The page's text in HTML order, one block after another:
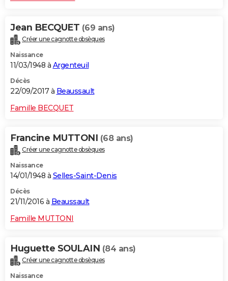
Jean BECQUET (69 ans)
Créer une cagnotte obsèques
Naissance
11/03/1948 à Argenteuil
Décès
22/09/2017 à Beaussault
Famille BECQUET
Francine MUTTONI (68 ans)
Créer une cagnotte obsèques
Naissance
14/01/1948 à Selles-Saint-Denis
Décès
21/11/2016 à Beaussault
Famille MUTTONI
Huguette SOULAIN (84 ans)
Créer une cagnotte obsèques
Naissance